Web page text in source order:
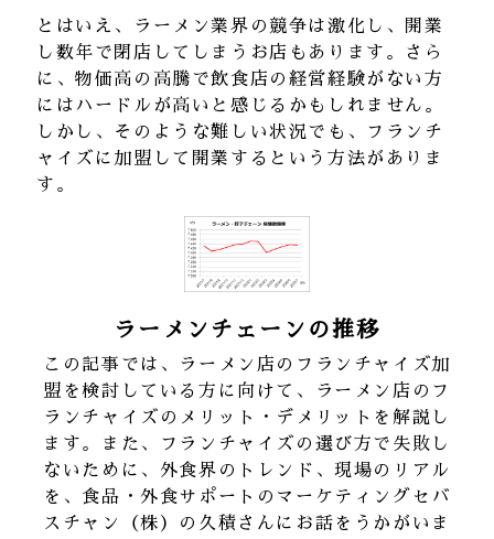
とはいえ、ラーメン業界の競争は激化し、開業
し数年で閉店してしまうお店もあります。さら
に、物価高の高騰で飲食店の経営経験がない方
にはハードルが高いと感じるかもしれません。
しかし、そのような難しい状況でも、フランチ
ャイズに加盟して開業するという方法がありま
す。
ラーメンチェーンの推移
この記事では、ラーメン店のフランチャイズ加
盟を検討している方に向けて、ラーメン店のフ
ランチャイズのメリット・デメリットを解説し
ます。また、フランチャイズの選び方で失敗し
ないために、外食界のトレンド、現場のリアル
を、食品・外食サポートのマーケティングセバ
スチャン（株）の久積さんにお話をうかがいま